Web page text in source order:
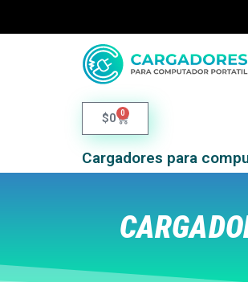
$0 0
Cargadores para